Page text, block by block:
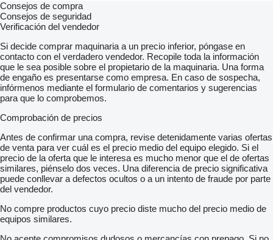
Consejos de compra
Consejos de seguridad
Verificación del vendedor
Si decide comprar maquinaria a un precio inferior, póngase en
contacto con el verdadero vendedor. Recopile toda la información
que le sea posible sobre el propietario de la maquinaria. Una forma
de engaño es presentarse como empresa. En caso de sospecha,
infórmenos mediante el formulario de comentarios y sugerencias
para que lo comprobemos.
Comprobación de precios
Antes de confirmar una compra, revise detenidamente varias ofertas
de venta para ver cuál es el precio medio del equipo elegido. Si el
precio de la oferta que le interesa es mucho menor que el de ofertas
similares, piénselo dos veces. Una diferencia de precio significativa
puede conllevar a defectos ocultos o a un intento de fraude por parte
del vendedor.
No compre productos cuyo precio diste mucho del precio medio de
equipos similares.